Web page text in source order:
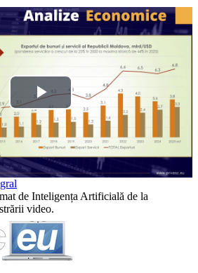
Play
Video
de Inteligența Artificială de la
video.